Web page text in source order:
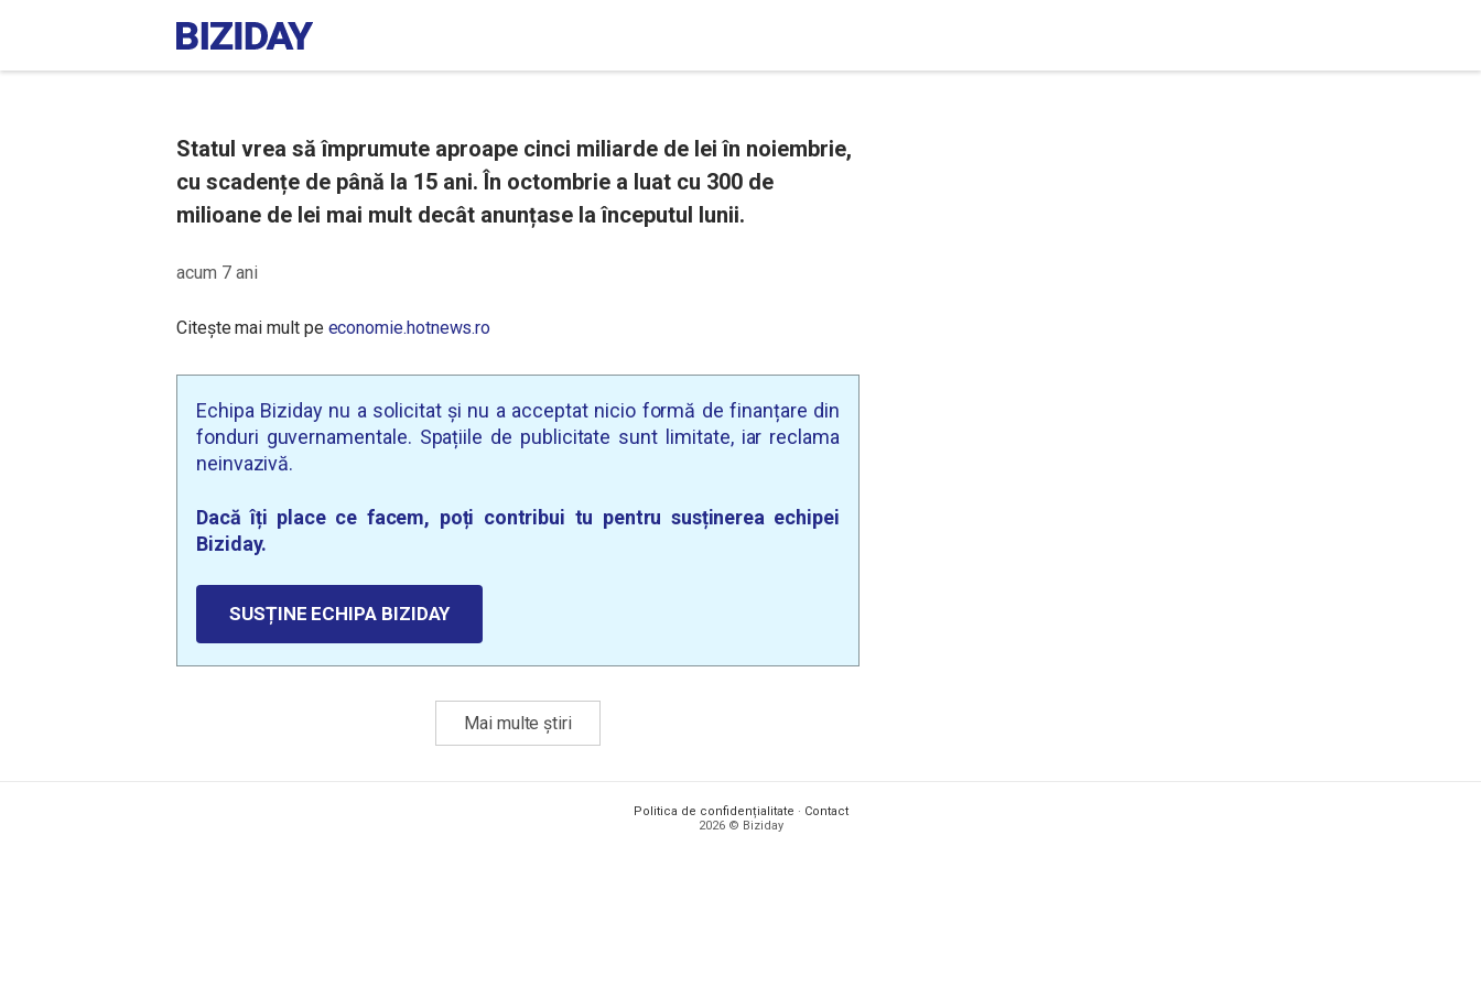
Statul vrea să împrumute aproape cinci miliarde de lei în noiembrie,
cu scadențe de până la 15 ani. În octombrie a luat cu 300 de
milioane de lei mai mult decât anunțase la începutul lunii.
acum 7 ani
Citește mai mult pe economie.hotnews.ro
Echipa Biziday nu a solicitat și nu a acceptat nicio formă de finanțare din
fonduri guvernamentale. Spațiile de publicitate sunt limitate, iar reclama
neinvazivă.
Dacă îți place ce facem, poți contribui tu pentru susținerea echipei
Biziday.
SUSȚINE ECHIPA BIZIDAY
Mai multe știri
Politica de confidențialitate · Contact
2026 © Biziday